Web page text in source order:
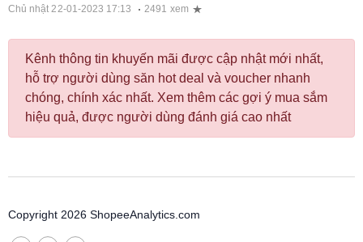
Chủ nhật 22-01-2023 17:13
2491 xem
Kênh thông tin khuyến mãi được cập nhật mới nhất,
hỗ trợ người dùng săn hot deal và voucher nhanh
chóng, chính xác nhất. Xem thêm các gợi ý mua sắm
hiệu quả, được người dùng đánh giá cao nhất
Copyright 2026 ShopeeAnalytics.com